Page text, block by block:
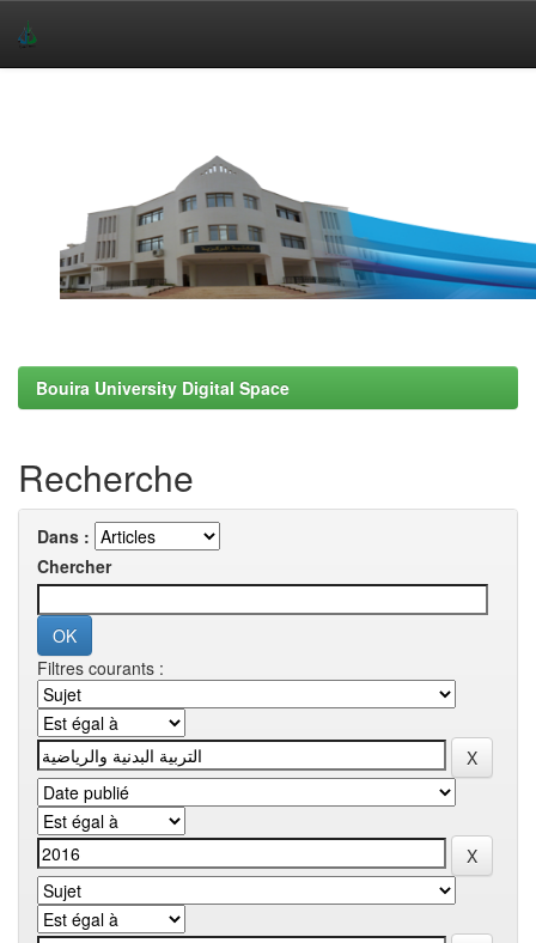
Bouira University Digital Space
Recherche
Dans :
Chercher
Filtres courants :